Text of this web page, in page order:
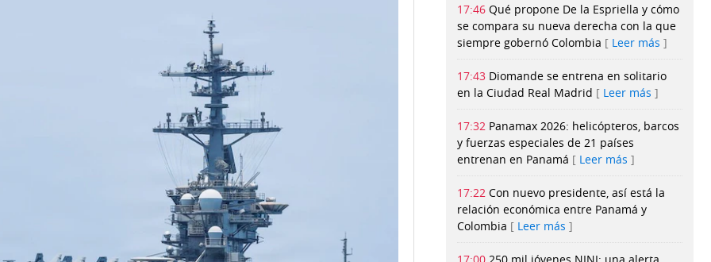
17:46 Qué propone De la Espriella y cómo
se compara su nueva derecha con la que
siempre gobernó Colombia
Leer más
17:43 Diomande se entrena en solitario
en la Ciudad Real Madrid
Leer más
17:32 Panamax 2026: helicópteros, barcos
y fuerzas especiales de 21 países
entrenan en Panamá
Leer más
17:22 Con nuevo presidente, así está la
relación económica entre Panamá y
Colombia
Leer más